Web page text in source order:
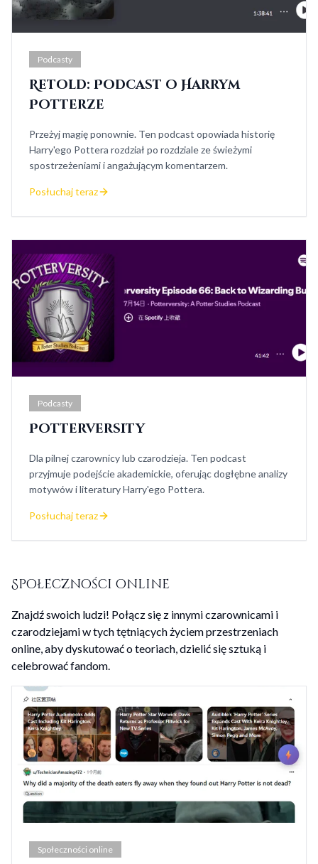
Podcasty
Retold: Podcast o Harrym
Potterze
Przeżyj magię ponownie. Ten podcast opowiada historię
Harry'ego Pottera rozdział po rozdziale ze świeżymi
spostrzeżeniami i angażującym komentarzem.
Posłuchaj teraz
Podcasty
Potterversity
Dla pilnej czarownicy lub czarodzieja. Ten podcast
przyjmuje podejście akademickie, oferując dogłębne analizy
motywów i literatury Harry'ego Pottera.
Posłuchaj teraz
Społeczności online
Znajdź swoich ludzi! Połącz się z innymi czarownicami i
czarodziejami w tych tętniących życiem przestrzeniach
online, aby dyskutować o teoriach, dzielić się sztuką i
celebrować fandom.
Społeczności online